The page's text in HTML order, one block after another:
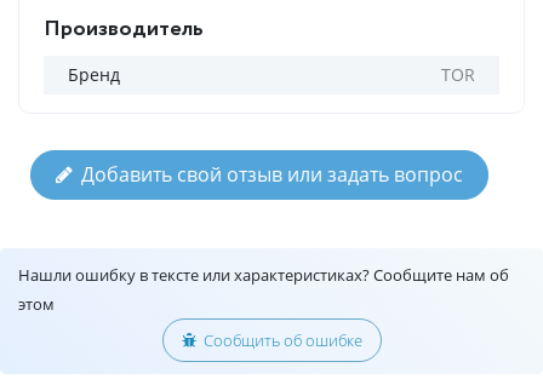
Производитель
Бренд TOR
Добавить свой отзыв или задать вопрос
Нашли ошибку в тексте или характеристиках? Сообщите нам об
этом
Сообщить об ошибке